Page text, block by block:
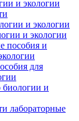
и экологии
и экологии
и экологии
пособия и
для
и
лабораторные